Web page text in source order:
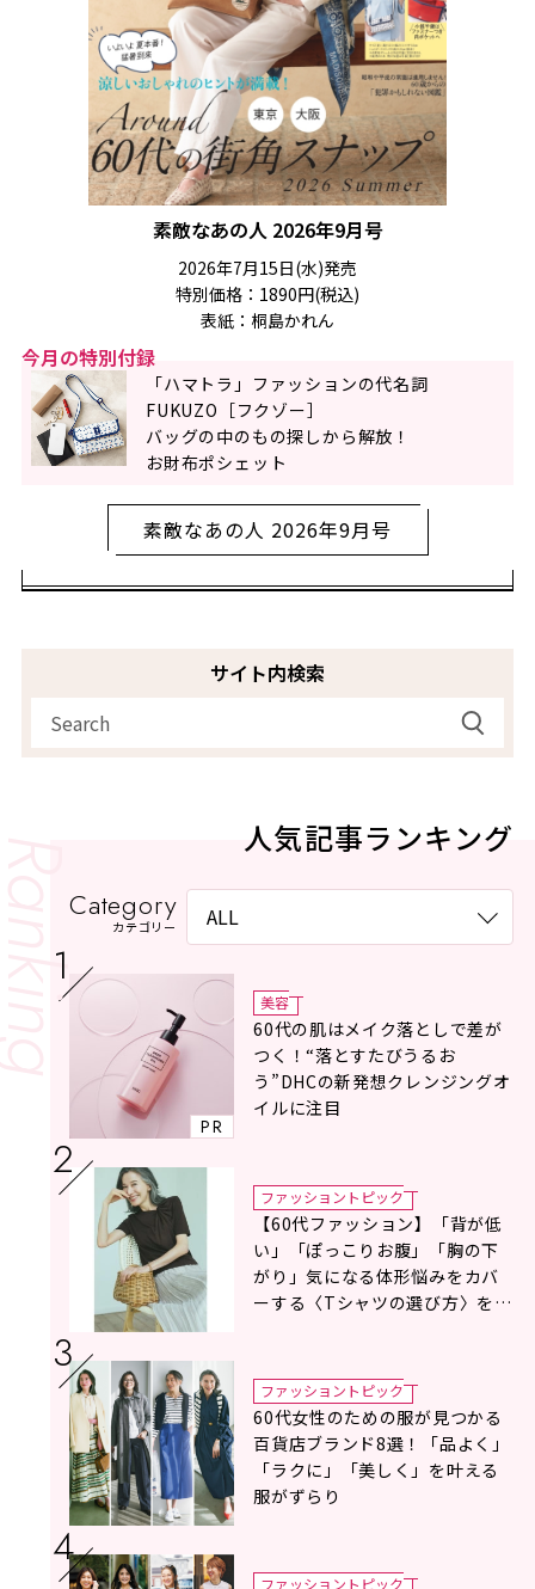
素敵なあの人 2026年9月号
2026年7月15日(水)発売
特別価格：1890円(税込)
表紙：桐島かれん
今月の特別付録
「ハマトラ」ファッションの代名詞
FUKUZO［フクゾー］
バッグの中のもの探しから解放！
お財布ポシェット
素敵なあの人 2026年9月号
サイト内検索
人気記事ランキング
Category
カテゴリー
PR
美容
60代の肌はメイク落としで差が
つく！“落とすたびうるお
う”DHCの新発想クレンジングオ
イルに注目
ファッショントピック
【60代ファッション】「背が低
い」「ぽっこりお腹」「胸の下
がり」気になる体形悩みをカバ
ーする〈Tシャツの選び方〉をス
ファッショントピック
60代女性のための服が見つかる
百貨店ブランド8選！「品よく」
「ラクに」「美しく」を叶える
服がずらり
ファッショントピック